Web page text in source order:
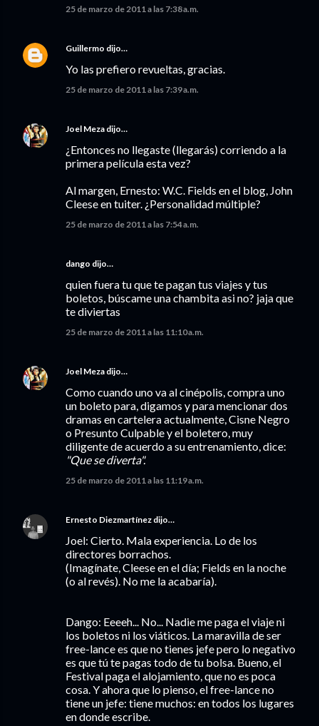
25 de marzo de 2011 a las 7:38 a.m.
Guillermo dijo…
Yo las prefiero revueltas, gracias.
25 de marzo de 2011 a las 7:39 a.m.
Joel Meza dijo…
¿Entonces no llegaste (llegarás) corriendo a la
primera película esta vez?
Al margen, Ernesto: W.C. Fields en el blog, John
Cleese en tuiter. ¿Personalidad múltiple?
25 de marzo de 2011 a las 7:54 a.m.
dango dijo…
quien fuera tu que te pagan tus viajes y tus
boletos, búscame una chambita asi no? jaja que
te diviertas
25 de marzo de 2011 a las 11:10 a.m.
Joel Meza dijo…
Como cuando uno va al cinépolis, compra uno
un boleto para, digamos y para mencionar dos
dramas en cartelera actualmente, Cisne Negro
o Presunto Culpable y el boletero, muy
diligente de acuerdo a su entrenamiento, dice:
"Que se diverta".
25 de marzo de 2011 a las 11:19 a.m.
Ernesto Diezmartínez dijo…
Joel: Cierto. Mala experiencia. Lo de los
directores borrachos.
(Imagínate, Cleese en el día; Fields en la noche
(o al revés). No me la acabaría).
Dango: Eeeeh... No... Nadie me paga el viaje ni
los boletos ni los viáticos. La maravilla de ser
free-lance es que no tienes jefe pero lo negativo
es que tú te pagas todo de tu bolsa. Bueno, el
Festival paga el alojamiento, que no es poca
cosa. Y ahora que lo pienso, el free-lance no
tiene un jefe: tiene muchos: en todos los lugares
en donde escribe.